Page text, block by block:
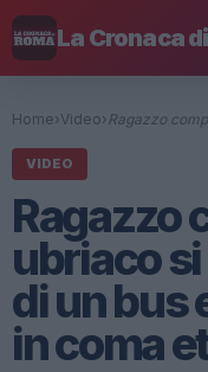
La Cronaca
Home› Video› Ragazzo
VIDEO
Ragazzo
ubriaco
di un bus
in coma